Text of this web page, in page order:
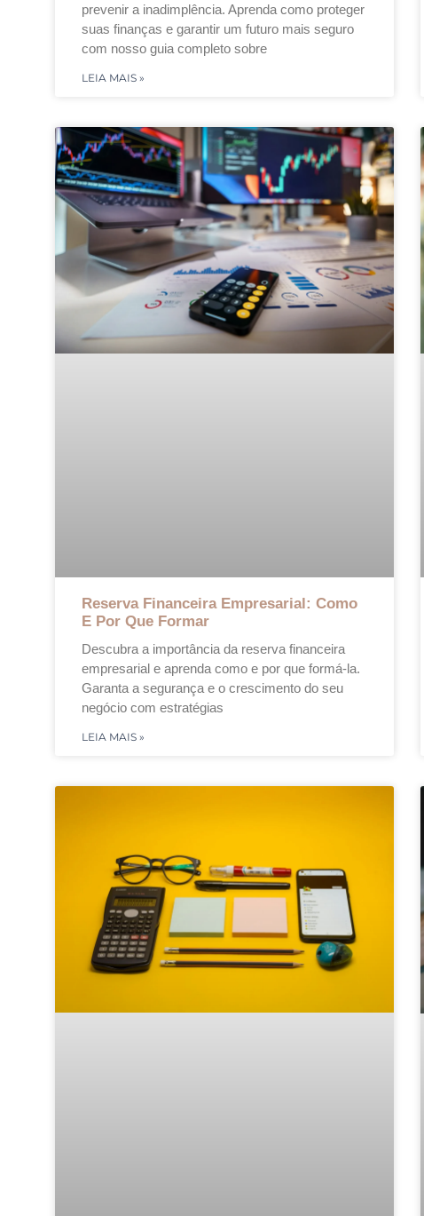
prevenir a inadimplência. Aprenda como proteger
suas finanças e garantir um futuro mais seguro
com nosso guia completo sobre
LEIA MAIS »
Reserva Financeira Empresarial: Como
E Por Que Formar
Descubra a importância da reserva financeira
empresarial e aprenda como e por que formá-la.
Garanta a segurança e o crescimento do seu
negócio com estratégias
LEIA MAIS »